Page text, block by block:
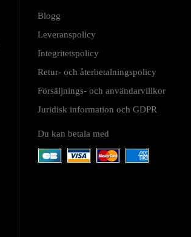
Blogg
Leveranspolicy
Integritetspolicy
Retur- och återbetalningspolicy
Försäljnings- och användarvillkor
Juridisk information och GDPR
Du kan betala med